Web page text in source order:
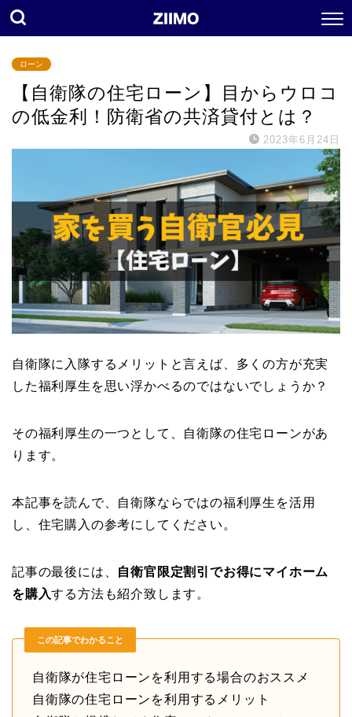
ローン
【自衛隊の住宅ローン】目からウロコ
の低金利！防衛省の共済貸付とは？
2023年6月24日
自衛隊に入隊するメリットと言えば、多くの方が充実
した福利厚生を思い浮かべるのではないでしょうか？
その福利厚生の一つとして、自衛隊の住宅ローンがあ
ります。
本記事を読んで、自衛隊ならではの福利厚生を活用
し、住宅購入の参考にしてください。
記事の最後には、 自衛官限定割引でお得にマイホーム
を購入する方法も紹介致します。
この記事でわかること
自衛隊が住宅ローンを利用する場合のおススメ
自衛隊の住宅ローンを利用するメリット